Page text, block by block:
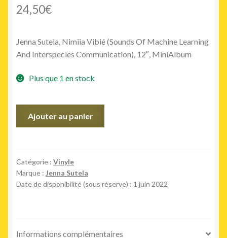
24,50€
Jenna Sutela, Nimiia Vibié (Sounds Of Machine Learning
And Interspecies Communication), 12″, MiniAlbum
Plus que 1 en stock
(Sounds
Of
Machine
Ajouter au panier
Catégorie : Vinyle
Marque : Jenna Sutela
Date de disponibilité (sous réserve) : 1 juin 2022
Informations complémentaires